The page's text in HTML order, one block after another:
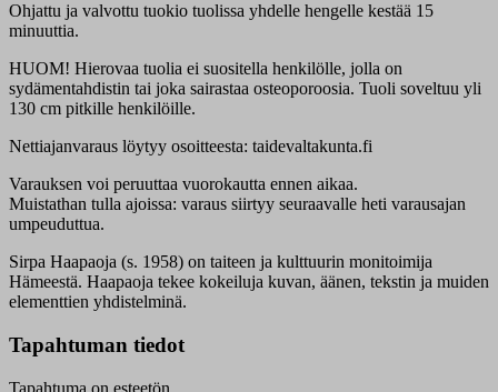
Ohjattu ja valvottu tuokio tuolissa yhdelle hengelle kestää 15
minuuttia.
HUOM! Hierovaa tuolia ei suositella henkilölle, jolla on
sydämentahdistin tai joka sairastaa osteoporoosia. Tuoli soveltuu yli
130 cm pitkille henkilöille.
Nettiajanvaraus löytyy osoitteesta: taidevaltakunta.fi
Varauksen voi peruuttaa vuorokautta ennen aikaa.
Muistathan tulla ajoissa: varaus siirtyy seuraavalle heti varausajan
umpeuduttua.
Sirpa Haapaoja (s. 1958) on taiteen ja kulttuurin monitoimija
Hämeestä. Haapaoja tekee kokeiluja kuvan, äänen, tekstin ja muiden
elementtien yhdistelminä.
Tapahtuman tiedot
Tapahtuma on esteetön